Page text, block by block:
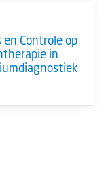
Controle op
in